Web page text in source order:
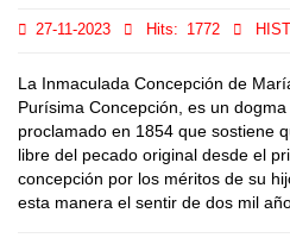
27-11-2023 Hits: 1772
La Inmaculada Concepción de
Purísima Concepción, es un
proclamado en 1854 que sostiene
libre del pecado original desde el
concepción por los méritos de su
esta manera el sentir de dos mil